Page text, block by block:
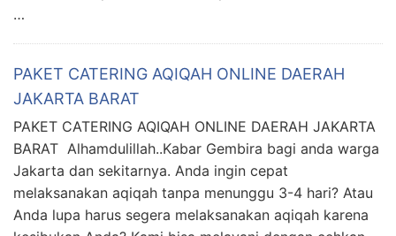
…
PAKET CATERING AQIQAH ONLINE DAERAH
JAKARTA BARAT
PAKET CATERING AQIQAH ONLINE DAERAH JAKARTA
BARAT Alhamdulillah..Kabar Gembira bagi anda warga
Jakarta dan sekitarnya. Anda ingin cepat
melaksanakan aqiqah tanpa menunggu 3-4 hari? Atau
Anda lupa harus segera melaksanakan aqiqah karena